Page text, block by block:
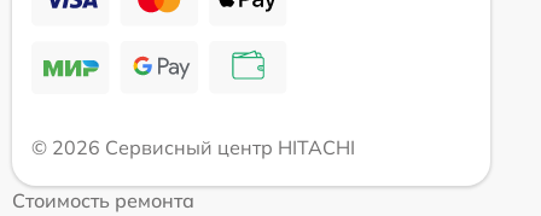
© 2026 Сервисный центр HITACHI
Стоимость ремонта